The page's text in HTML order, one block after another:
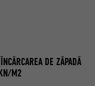
DE ZĂPADĂ
M2